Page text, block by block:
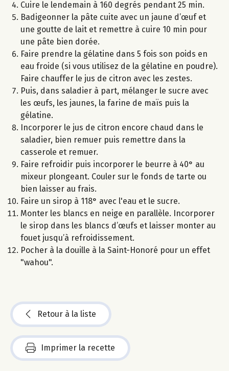
Cuire le lendemain à 160 degrés pendant 25 min.
Badigeonner la pâte cuite avec un jaune d’œuf et
une goutte de lait et remettre à cuire 10 min pour
une pâte bien dorée.
Faire prendre la gélatine dans 5 fois son poids en
eau froide (si vous utilisez de la gélatine en poudre).
Faire chauffer le jus de citron avec les zestes.
Puis, dans saladier à part, mélanger le sucre avec
les œufs, les jaunes, la farine de maïs puis la
gélatine.
Incorporer le jus de citron encore chaud dans le
saladier, bien remuer puis remettre dans la
casserole et remuer.
Faire refroidir puis incorporer le beurre à 40° au
mixeur plongeant. Couler sur le fonds de tarte ou
bien laisser au frais.
Faire un sirop à 118° avec l'eau et le sucre.
Monter les blancs en neige en parallèle. Incorporer
le sirop dans les blancs d’œufs et laisser monter au
fouet jusqu’à refroidissement.
Pocher à la douille à la Saint-Honoré pour un effet
"wahou".
Retour à la liste
Imprimer la recette